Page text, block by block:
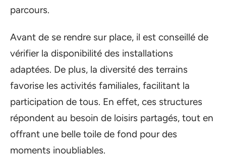
parcours.
Avant de se rendre sur place, il est conseillé de
vérifier la disponibilité des installations
adaptées. De plus, la diversité des terrains
favorise les activités familiales, facilitant la
participation de tous. En effet, ces structures
répondent au besoin de loisirs partagés, tout en
offrant une belle toile de fond pour des
moments inoubliables.